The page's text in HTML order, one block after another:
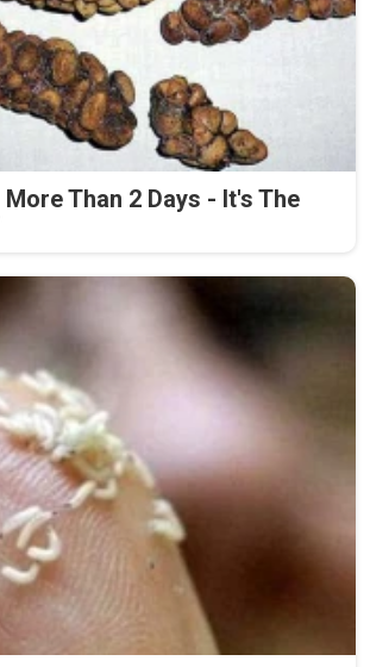
Than 2 Days - It's The